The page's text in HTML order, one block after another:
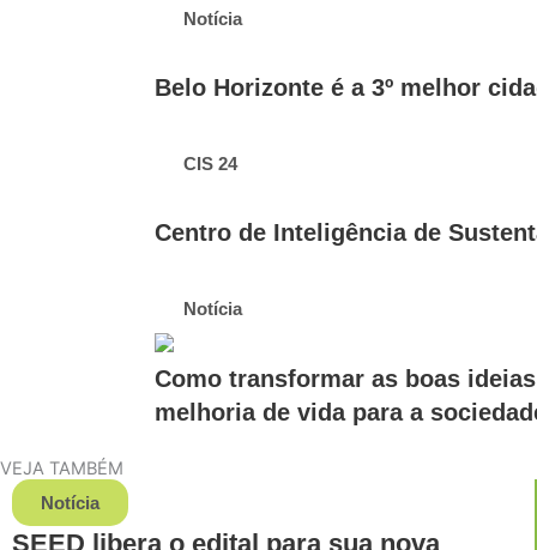
Notícia
Belo Horizonte é a 3º melhor
CIS 24
Centro de Inteligência de
Notícia
Como transformar as boas
melhoria de vida para a
VEJA TAMBÉM
Notícia
SEED libera o edital para sua nova